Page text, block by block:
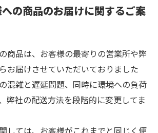
の商品のお届けに関するご案
商品は、お客様の最寄りの営業所や弊
お届けさせていただいておりました
混雑と遅延問題、同時に環境への負荷
弊社の配送方法を段階的に変更してま
しては、お客様がこれまでと同じく便